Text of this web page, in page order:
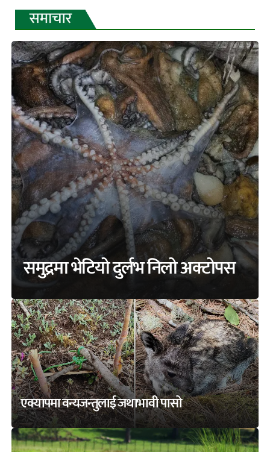
समुद्रमा भेटियो दुर्लभ निलो अक्टोपस
एक्यापमा वन्यजन्तुलाई जथाभावी पासो